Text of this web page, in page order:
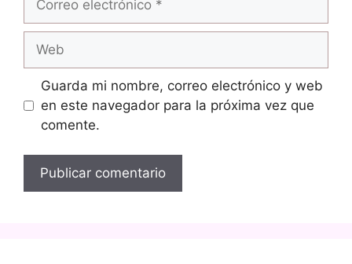
electrónico
Guarda mi nombre, correo electrónico y web
en este navegador para la próxima vez que
comente.